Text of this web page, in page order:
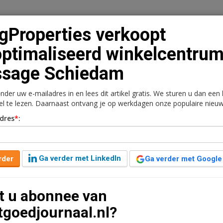
Vacaturebank Contact
Kantoren Retail Logistiek Juridisch | Fiscaal
geoptimaliseerd
Schiedam
verkocht aan vastgoedinvesteerder
m2 verhuurbaar vloeroppervlak, verdeeld over
verkoopt
winkelcentrum
Schiedam
uw e-mailadres in en lees dit artikel gratis. We sturen u dan een
te lezen. Daarnaast ontvang je op werkdagen onze populaire
*:
Ga verder met LinkedIn Ga verder met Google
u abonnee van